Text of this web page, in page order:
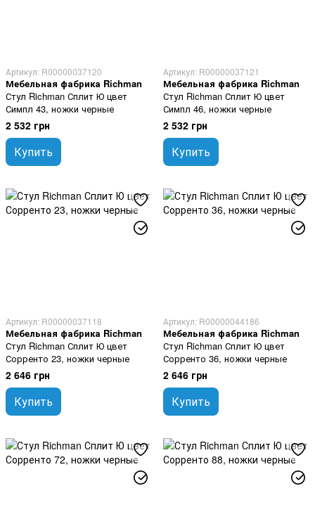
Артикул: R00000037120
Мебельная фабрика Richman
Стул Richman Сплит Ю цвет
Симпл 43, ножки черные
2 532 грн
Купить
Артикул: R00000037121
Мебельная фабрика Richman
Стул Richman Сплит Ю цвет
Симпл 46, ножки черные
2 532 грн
Купить
Артикул: R00000037118
Мебельная фабрика Richman
Стул Richman Сплит Ю цвет
Сорренто 23, ножки черные
2 646 грн
Купить
Артикул: R00000044186
Мебельная фабрика Richman
Стул Richman Сплит Ю цвет
Сорренто 36, ножки черные
2 646 грн
Купить